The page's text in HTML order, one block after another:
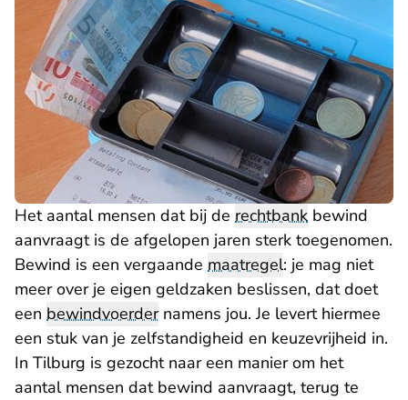
Het aantal mensen dat bij de rechtbank bewind
aanvraagt is de afgelopen jaren sterk toegenomen.
Bewind is een vergaande maatregel: je mag niet
meer over je eigen geldzaken beslissen, dat doet
een bewindvoerdernamens jou. Je levert hiermee
een stuk van je zelfstandigheid en keuzevrijheid in.
In Tilburg is gezocht naar een manier om het
aantal mensen dat bewind aanvraagt, terug te